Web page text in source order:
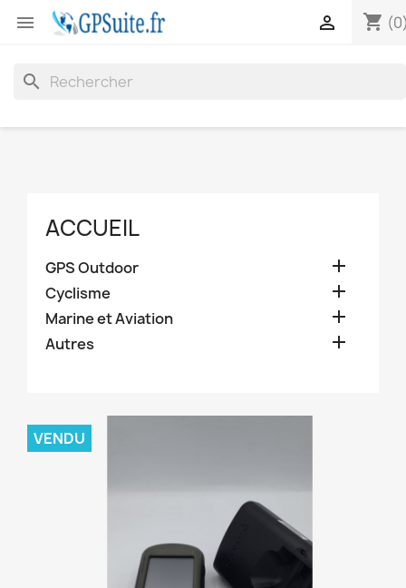
 shopping_cart

search
ACCUEIL
GPS Outdoor 
Cyclisme 
Marine et Aviation 
Autres 
VENDU